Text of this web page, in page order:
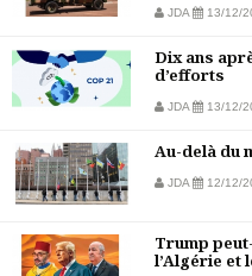
JDA 13/12/
Dix ans
d’efforts
JDA 13/12/
Au-delà du
JDA 12/12/
Trump
l’Algérie et